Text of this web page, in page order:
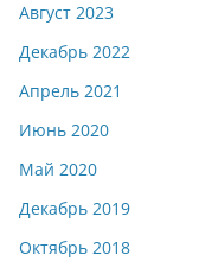
Август 2023
Декабрь 2022
Апрель 2021
Июнь 2020
Май 2020
Декабрь 2019
Октябрь 2018